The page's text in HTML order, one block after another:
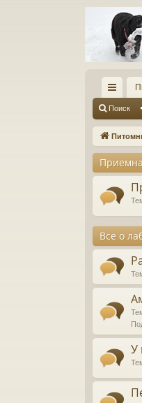
с
ы
и
Поиск
Все о
У